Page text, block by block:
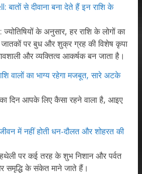
से दीवाना बना देते हैं इन राशि के
के अनुसार, हर राशि के लोगों का
पर बुध और शुक्र ग्रह की विशेष कृपा
और व्यक्तित्व आकर्षक बन जाता है।
वालों का भाग्य रहेगा मजबूत, सारे अटके
आपके लिए कैसा रहने वाला है, आइए
में नहीं होती धन-दौलत और शोहरत की
पर कई तरह के शुभ निशान और पर्वत
के संकेत माने जाते हैं।